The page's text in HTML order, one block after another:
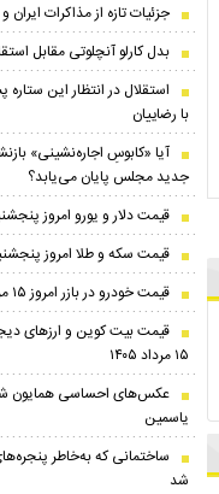
جزئیات تازه از مذاکرات ایران
بدل کارلو آنچلوتی مقابل استقلال
استقلال در انتظار این
با رضاییان
آیا «کابوسِ اجاره‌نشینی»
جدید مجلس پایان می‌یابد؟
قیمت دلار و یورو امروز پنجشنبه ۱۵ مرداد
قیمت سکه و طلا امروز پنجشنبه ۱۵ مرداد
قیمت خودرو در بازر امروز ۱۵ مردادماه ۱۴۰۵
قیمت بیت کوین و ارز‌های
۱۵ مرداد ۱۴۰۵
عکس‌های احساسی همایون
یاسمین
ساختمانی که به‌خاطر
شد